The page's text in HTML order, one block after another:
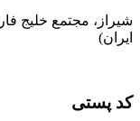
ایران)
کد پستی